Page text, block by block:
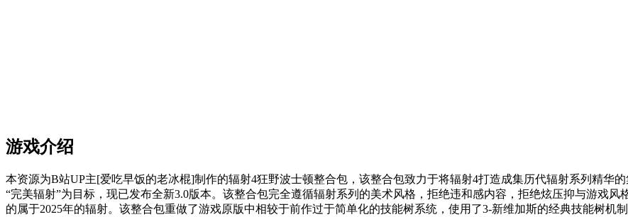
游戏介绍
本资源为B站UP主[爱吃早饭的老冰棍]制作的辐射4狂野波士顿整合包，该整合包致力于将辐射4打造成集历代辐射系列精华
“完美辐射”为目标，现已发布全新3.0版本。该整合包完全遵循辐射系列的美术风格，拒绝违和感内容，拒绝炫压抑与游戏
的属于2025年的辐射。该整合包重做了游戏原版中相较于前作过于简单化的技能树系统，使用了3-新维加斯的经典技能树机